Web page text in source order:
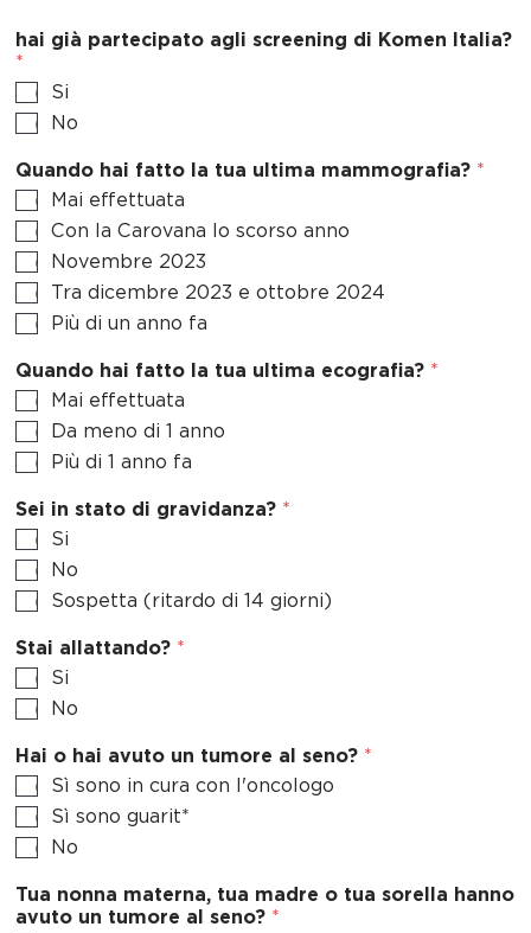
e
e
f
i
s
l
e
*
hai già partecipato agli screening di Komen Italia?
*
Si
No
Quando hai fatto la tua ultima mammografia? *
Mai effettuata
Con la Carovana lo scorso anno
Novembre 2023
Tra dicembre 2023 e ottobre 2024
Più di un anno fa
Quando hai fatto la tua ultima ecografia? *
Mai effettuata
Da meno di 1 anno
Più di 1 anno fa
Sei in stato di gravidanza? *
Si
No
Sospetta (ritardo di 14 giorni)
Stai allattando? *
Si
No
Hai o hai avuto un tumore al seno? *
Sì sono in cura con l'oncologo
Sì sono guarit*
No
Tua nonna materna, tua madre o tua sorella hanno
avuto un tumore al seno? *